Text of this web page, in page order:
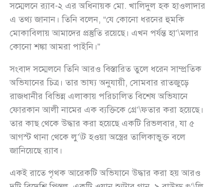
সম্মেলনে র‍্যাব-২ এর অধিনায়ক মো. খালিদুল হক হাওলাদার
এ তথ্য জানান। তিনি বলেন, “যে কোনো ধরনের হুমকি
মোকাবিলায় আমাদের প্রস্তুতি রয়েছে। এখন পর্যন্ত হা’\মলার
কোনো শঙ্কা আমরা পাইনি।”
সংবাদ সম্মেলনে তিনি আরও বিস্তারিত তুলে ধরেন সাম্প্রতিক
অভিযানের চিত্র। তার ভাষ্য অনুযায়ী, সোমবার রাতজুড়ে
রাজধানীর বিভিন্ন এলাকায় পরিচালিত বিশেষ অভিযানে
ফোরকান আলী নামের এক ব্যক্তিকে গ্রে’\ফতার করা হয়েছে।
তার কাছ থেকে উদ্ধার করা হয়েছে একটি রিভলবার, যা ৫
আগস্ট থানা থেকে লু’\ট হওয়া অস্ত্রের তালিকাভুক্ত বলে
জানিয়েছে র‍্যাব।
একই রাতে পৃথক আরেকটি অভিযানে উদ্ধার করা হয় আরও